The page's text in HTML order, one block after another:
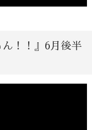
！！』6月後半